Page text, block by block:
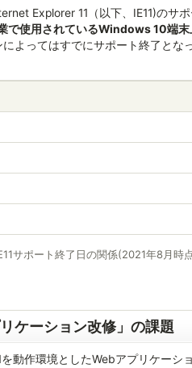
Explorer 11（以下、IE11)のサ
で使用されているWindows 10端
よってはすでにサポート終了とな
サポート終了日の関係(2021年8月時
ケーション改修」の課題
を動作環境としたWebアプリケー